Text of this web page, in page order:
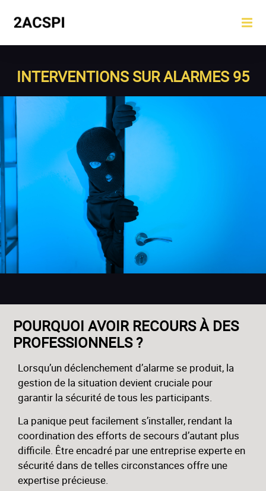
INTERVENTIONS SUR ALARMES 95
POURQUOI AVOIR RECOURS À DES
PROFESSIONNELS ?
Lorsqu’un déclenchement d’alarme se produit, la
gestion de la situation devient cruciale pour
garantir la sécurité de tous les participants.
La panique peut facilement s’installer, rendant la
coordination des efforts de secours d’autant plus
difficile. Être encadré par une entreprise experte en
sécurité dans de telles circonstances offre une
expertise précieuse.